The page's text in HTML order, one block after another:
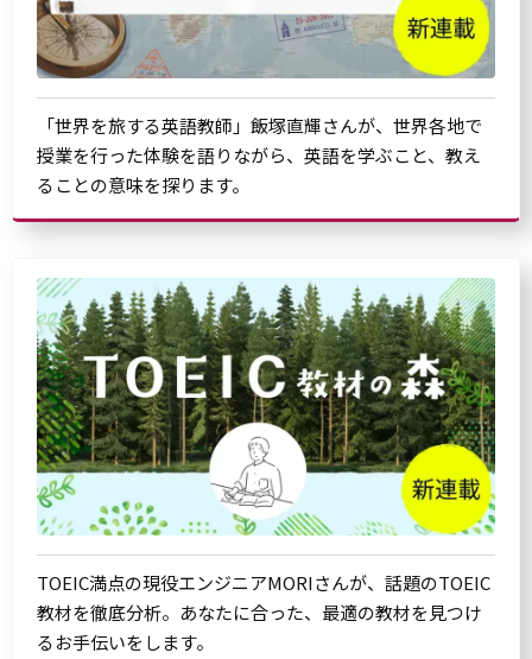
「世界を旅する英語教師」飯塚直輝さんが、世界各地で
授業を行った体験を語りながら、英語を学ぶこと、教え
ることの意味を探ります。
TOEIC満点の現役エンジニアMORIさんが、話題のTOEIC
教材を徹底分析。あなたに合った、最適の教材を見つけ
るお手伝いをします。